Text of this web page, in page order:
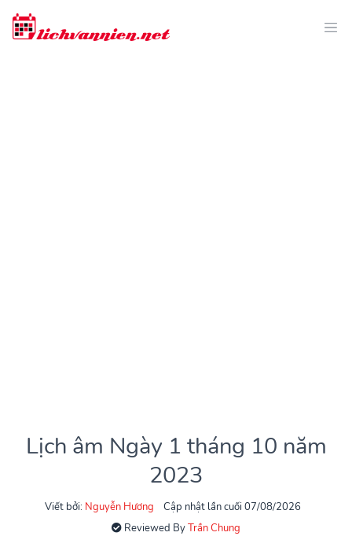
Lịch âm Ngày 1 tháng 10 năm
2023
Viết bởi: Nguyễn Hương
Cập nhật lần cuối 07/08/2026
Reviewed ByTrần Chung